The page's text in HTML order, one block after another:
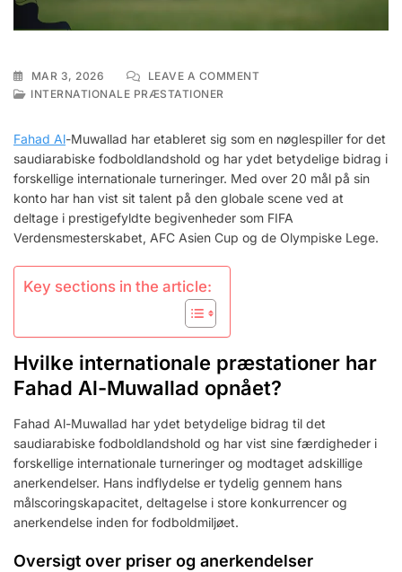
MAR 3, 2026 LEAVE A COMMENTON
INTERNATIONALE
PRÆSTATIONER,
STORE
TURNERINGER,
MÅL
INTERNATIONALE PRÆSTATIONER
Fahad Al-Muwallad har etableret sig som en nøglespiller for det
saudiarabiske fodboldlandshold og har ydet betydelige bidrag i
forskellige internationale turneringer. Med over 20 mål på sin
konto har han vist sit talent på den globale scene ved at
deltage i prestigefyldte begivenheder som FIFA
Verdensmesterskabet, AFC Asien Cup og de Olympiske Lege.
Key sections in the article:
Hvilke internationale præstationer har
Fahad Al-Muwallad opnået?
Fahad Al-Muwallad har ydet betydelige bidrag til det
saudiarabiske fodboldlandshold og har vist sine færdigheder i
forskellige internationale turneringer og modtaget adskillige
anerkendelser. Hans indflydelse er tydelig gennem hans
målscoringskapacitet, deltagelse i store konkurrencer og
anerkendelse inden for fodboldmiljøet.
Oversigt over priser og anerkendelser